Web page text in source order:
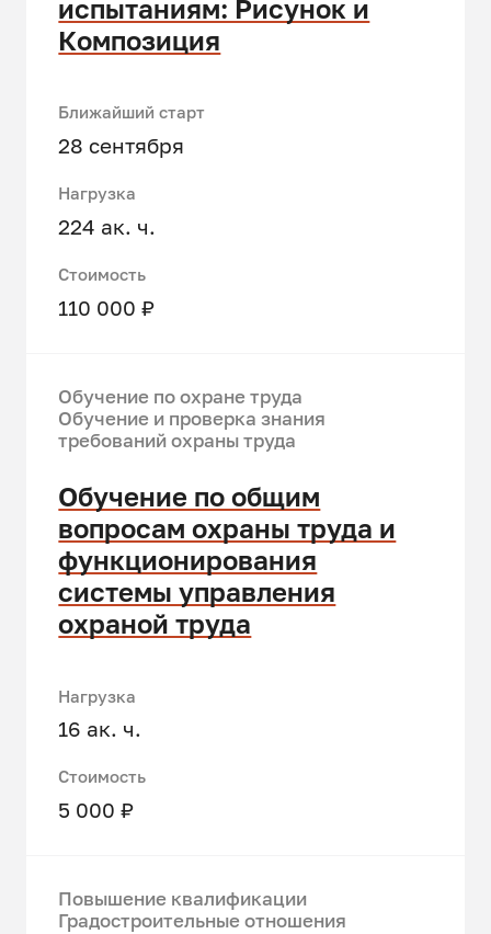
испытаниям: Рисунок и
Композиция
Ближайший старт
28 сентября
Нагрузка
224 ак. ч.
Стоимость
110 000 ₽
Обучение по охране труда
Обучение и проверка знания
требований охраны труда
Обучение по общим
вопросам охраны труда и
функционирования
системы управления
охраной труда
Нагрузка
16 ак. ч.
Стоимость
5 000 ₽
Повышение квалификации
Градостроительные отношения